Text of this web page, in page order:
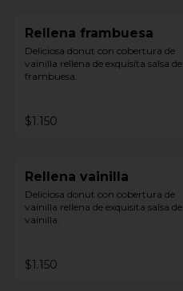
Rellena frambuesa
Deliciosa donut con cobertura de
vainilla rellena de exquisita salsa de
frambuesa.
$1.150
Rellena vainilla
Deliciosa donut con cobertura de
vainilla rellena de exquisita salsa de
vainilla.
$1.150